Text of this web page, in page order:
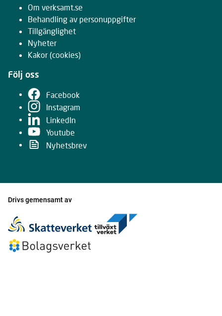
Om verksamt.se
Behandling av personuppgifter
Tillgänglighet
Nyheter
Kakor (cookies)
Följ oss
Facebook
Instagram
LinkedIn
Youtube
Nyhetsbrev
Drivs gemensamt av